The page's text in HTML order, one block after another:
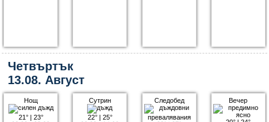
Четвъртък
13.08. Август
Нощ
21°| 23°
Сутрин
22°| 25°
Следобед Вечер